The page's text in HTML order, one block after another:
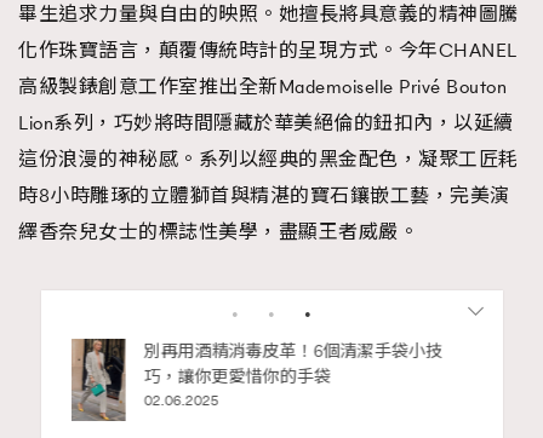
畢生追求力量與自由的映照。她擅長將具意義的精神圖騰
化作珠寶語言，顛覆傳統時計的呈現方式。今年CHANEL
高級製錶創意工作室推出全新Mademoiselle Privé Bouton
Lion系列，巧妙將時間隱藏於華美絕倫的鈕扣內，以延續
這份浪漫的神秘感。系列以經典的黑金配色，凝聚工匠耗
時8小時雕琢的立體獅首與精湛的寶石鑲嵌工藝，完美演
繹香奈兒女士的標誌性美學，盡顯王者威嚴。
Advertisement